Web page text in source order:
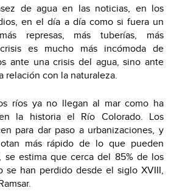
de agua en las noticias, en los
en el día a día como si fuera un
represas, más tuberías, más
es mucho más incómoda de
ante una crisis del agua, sino ante
relación con la naturaleza.
ríos ya no llegan al mar como ha
la historia el Río Colorado. Los
para dar paso a urbanizaciones, y
más rápido de lo que pueden
se estima que cerca del 85% de los
se han perdido desde el siglo XVIII,